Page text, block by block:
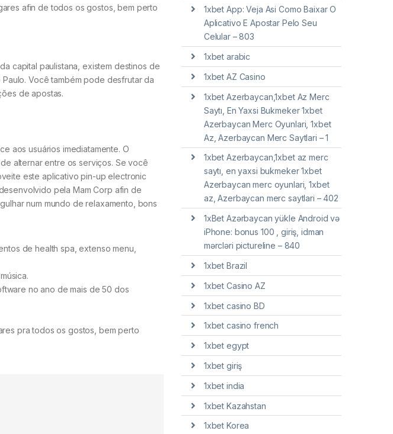
afin de todos os gostos, bem perto
capital paulistana, existem destinos de
Paulo. Você também pode desfrutar da
de apostas.
aos usuários imediatamente. O
alternar entre os serviços. Se você
este aplicativo pin-up electronic
pela Mam Corp afin de
num mundo de relaxamento, bons
de health spa, extenso menu,
no ano de mais de 50 dos
pra todos os gostos, bem perto
1xbet App: Veja Asi Como Baixar O
Aplicativo E Apostar Pelo Seu
Celular – 803
1xbet arabic
1xbet AZ Casino
1xbet Azerbaycan,1xbet Az Merc
Saytı, En Yaxsi Bukmeker 1xbet
Azerbaycan Merc Oyunlari, 1xbet
Az, Azerbaycan Merc Saytlari – 1
1xbet Azerbaycan,1xbet az merc
saytı, en yaxsi bukmeker 1xbet
Azerbaycan merc oyunlari, 1xbet
az, Azerbaycan merc saytlari – 402
1xBet Azərbaycan yükle Android və
iPhone: bonus 100 , giriş, idman
mərcləri pictureline – 840
1xbet Brazil
1xbet Casino AZ
1xbet casino BD
1xbet casino french
1xbet egypt
1xbet giriş
1xbet india
1xbet Kazahstan
1xbet Korea